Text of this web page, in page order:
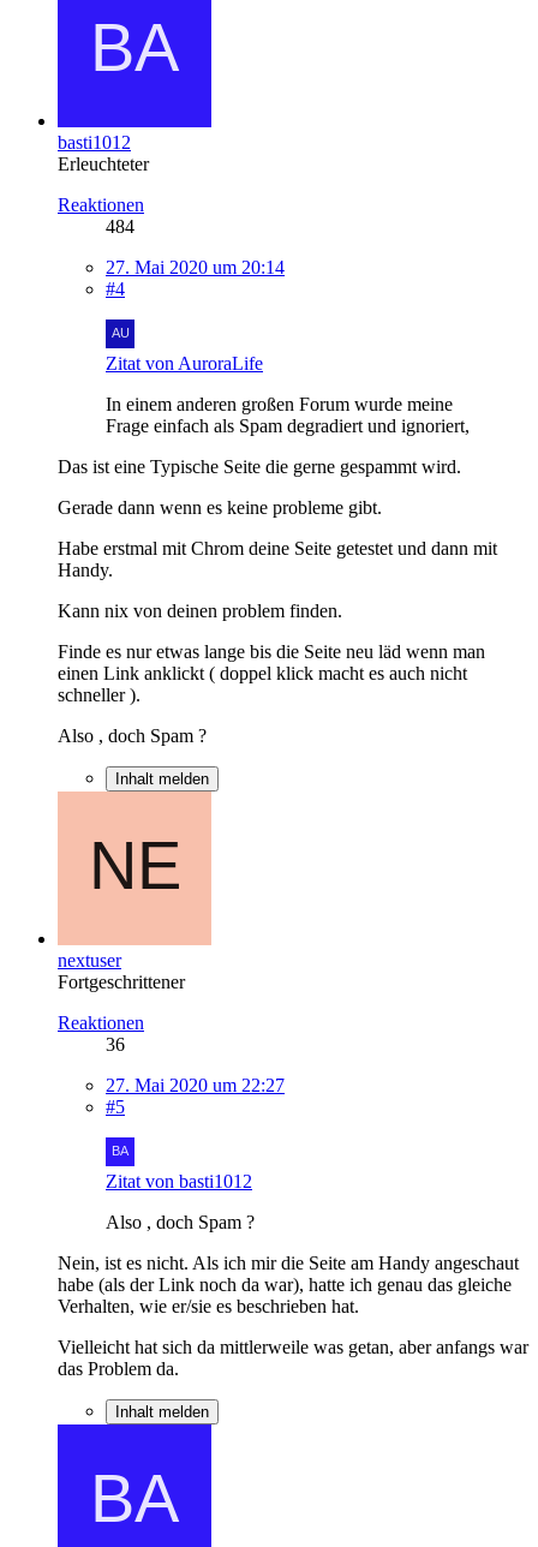
basti1012
Erleuchteter
Reaktionen
484
27. Mai 2020 um 20:14
#4
Zitat von AuroraLife
In einem anderen großen Forum wurde meine
Frage einfach als Spam degradiert und ignoriert,
Das ist eine Typische Seite die gerne gespammt wird.
Gerade dann wenn es keine probleme gibt.
Habe erstmal mit Chrom deine Seite getestet und dann mit
Handy.
Kann nix von deinen problem finden.
Finde es nur etwas lange bis die Seite neu läd wenn man
einen Link anklickt ( doppel klick macht es auch nicht
schneller ).
Also , doch Spam ?
Inhalt melden
nextuser
Fortgeschrittener
Reaktionen
36
27. Mai 2020 um 22:27
#5
Zitat von basti1012
Also , doch Spam ?
Nein, ist es nicht. Als ich mir die Seite am Handy angeschaut
habe (als der Link noch da war), hatte ich genau das gleiche
Verhalten, wie er/sie es beschrieben hat.
Vielleicht hat sich da mittlerweile was getan, aber anfangs war
das Problem da.
Inhalt melden